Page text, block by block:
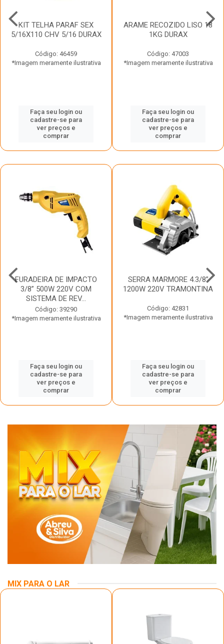
KIT TELHA PARAF SEX
5/16X110 CHV 5/16 DURAX
Código: 46459
*Imagem meramente ilustrativa
Faça seu login ou
cadastre-se para
ver preços e
comprar
ARAME RECOZIDO LISO 18
1KG DURAX
Código: 47003
*Imagem meramente ilustrativa
Faça seu login ou
cadastre-se para
ver preços e
comprar
FURADEIRA DE IMPACTO
3/8” 500W 220V COM
SISTEMA DE REV...
Código: 39290
*Imagem meramente ilustrativa
Faça seu login ou
cadastre-se para
ver preços e
comprar
SERRA MARMORE 4.3/8”
1200W 220V TRAMONTINA
Código: 42831
*Imagem meramente ilustrativa
Faça seu login ou
cadastre-se para
ver preços e
comprar
MIX PARA O LAR